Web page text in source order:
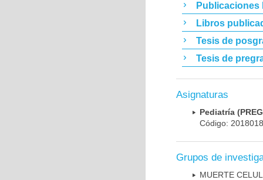
Publicaciones
Libros
Tesis de
Tesis de
Asignaturas
Pediatría
Código:
Grupos de
MUERTE